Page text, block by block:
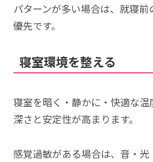
パターンが多い場合は、就寝
優先です。
寝室環境を整える
寝室を暗く・静かに・快適な
深さと安定性が高まります。
感覚過敏がある場合は、音・